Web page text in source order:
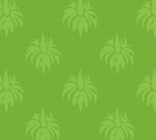
Nos, igen, így
zacskót.
majd
a következőétel